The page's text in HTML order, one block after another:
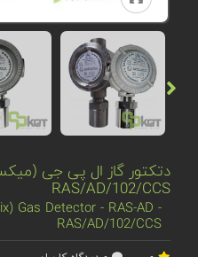
RAS/AD/102/CCS
Gas Detector - RAS-AD -
RAS/AD/102/CCS